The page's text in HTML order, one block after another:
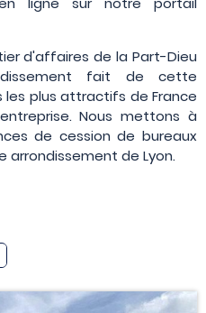
d'affaires de la Part-Dieu
fait de cette
plus attractifs de France
Nous mettons à
de cession de bureaux
arrondissement de Lyon.